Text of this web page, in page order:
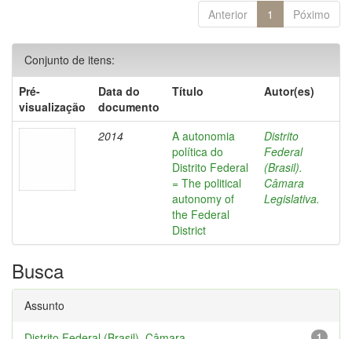
Anterior 1 Póximo
Conjunto de itens:
Pré-
visualização
Data do
documento
Título Autor(es)
2014
A autonomia
política do
Distrito Federal
= The political
autonomy of
the Federal
District
Distrito
Federal
(Brasil).
Câmara
Legislativa.
Busca
Assunto